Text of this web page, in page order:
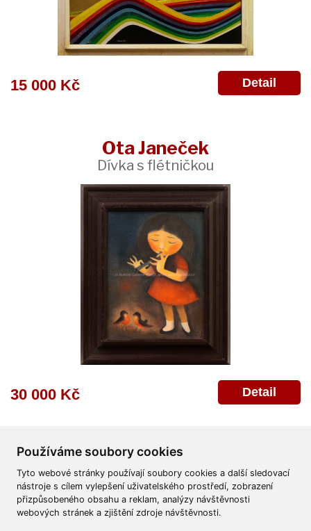
Používáme soubory cookies
Tyto webové stránky používají soubory cookies a další sledovací
nástroje s cílem vylepšení uživatelského prostředí, zobrazení
přizpůsobeného obsahu a reklam, analýzy návštěvnosti
webových stránek a zjištění zdroje návštěvnosti.
15 000 Kč Detail
Ota Janeček
Dívka s flétničkou
30 000 Kč Detail
Všeobecné obchodní podmínky Reklamační řád
Ochrana osobních údajů